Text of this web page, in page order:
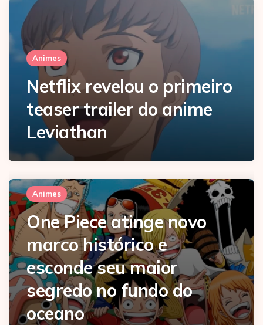
Animes
Netflix revelou o primeiro
teaser trailer do anime
Leviathan
Animes
One Piece atinge novo
marco histórico e
esconde seu maior
segredo no fundo do
oceano